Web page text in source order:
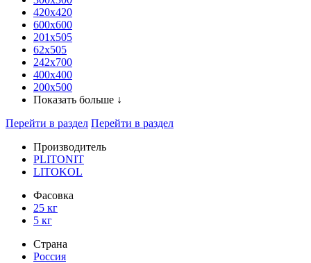
420х420
600х600
201х505
62х505
242х700
400х400
200х500
Показать больше ↓
Перейти в раздел Перейти в раздел
Производитель
PLITONIT
LITOKOL
Фасовка
25 кг
5 кг
Страна
Россия